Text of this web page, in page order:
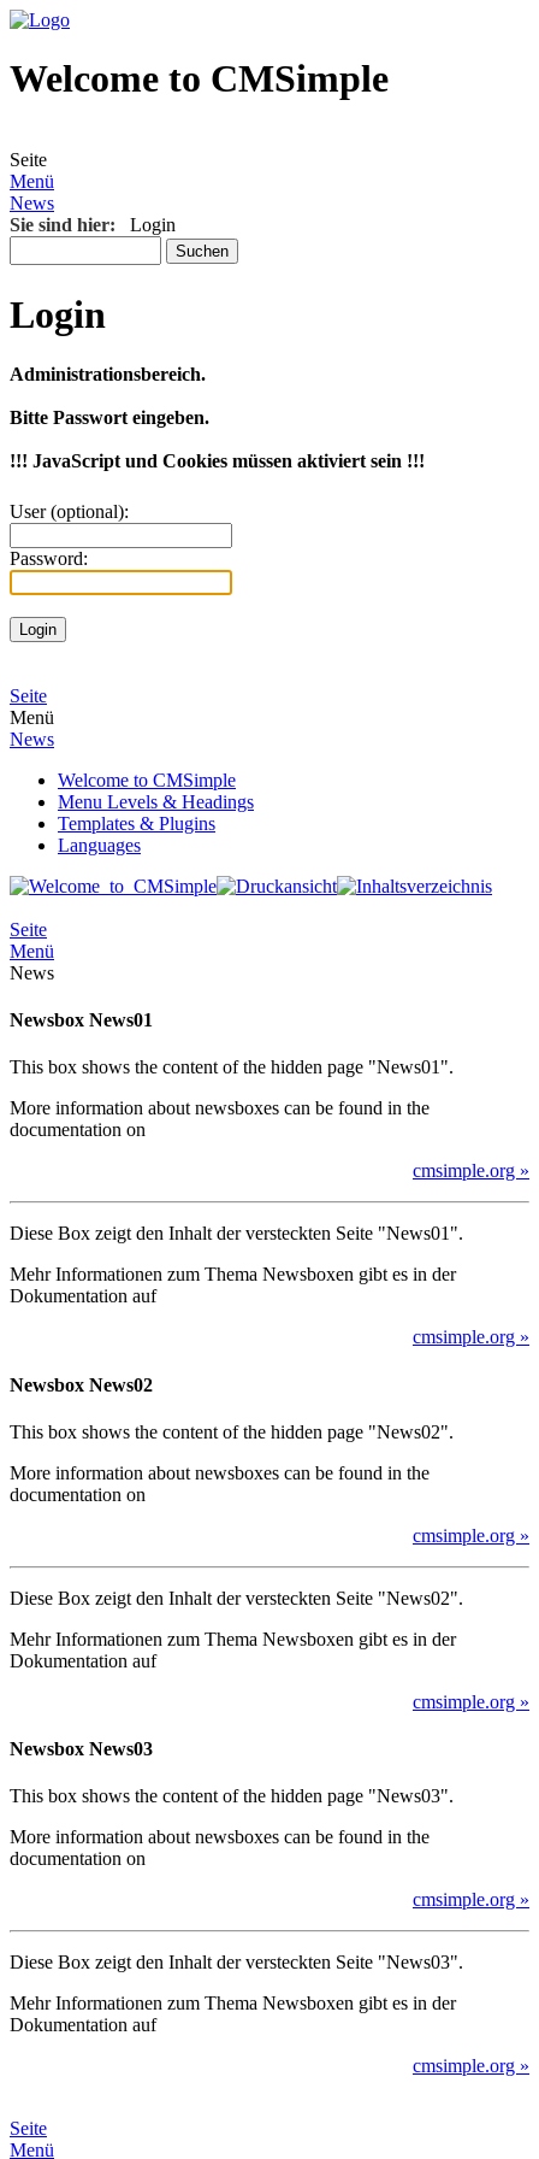
Welcome to CMSimple
Seite
Menü
News
Sie sind hier: Login
Login
Administrationsbereich.
Bitte Passwort eingeben.
!!! JavaScript und Cookies müssen aktiviert sein !!!
User (optional):
Password:
Seite
Menü
News
Welcome to CMSimple
Menu Levels & Headings
Templates & Plugins
Languages
Seite
Menü
News
Newsbox News01
This box shows the content of the hidden page "News01".
More information about newsboxes can be found in the
documentation on
cmsimple.org »
Diese Box zeigt den Inhalt der versteckten Seite "News01".
Mehr Informationen zum Thema Newsboxen gibt es in der
Dokumentation auf
cmsimple.org »
Newsbox News02
This box shows the content of the hidden page "News02".
More information about newsboxes can be found in the
documentation on
cmsimple.org »
Diese Box zeigt den Inhalt der versteckten Seite "News02".
Mehr Informationen zum Thema Newsboxen gibt es in der
Dokumentation auf
cmsimple.org »
Newsbox News03
This box shows the content of the hidden page "News03".
More information about newsboxes can be found in the
documentation on
cmsimple.org »
Diese Box zeigt den Inhalt der versteckten Seite "News03".
Mehr Informationen zum Thema Newsboxen gibt es in der
Dokumentation auf
cmsimple.org »
Seite
Menü